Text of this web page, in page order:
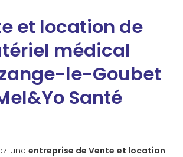
et location de
médical
le-Goubet
Santé
une entreprise de Vente et location